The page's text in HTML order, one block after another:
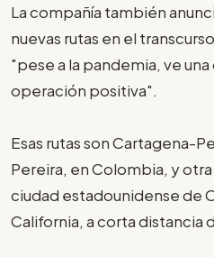
La compañía también
nuevas rutas en el
"pese a la pandemia, ve
operación positiva".
Esas rutas son Cartagena-
Pereira, en Colombia, y
ciudad estadounidense de
California, a corta distancia